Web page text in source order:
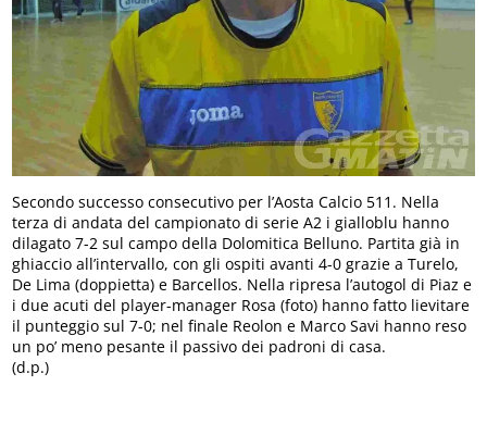
Secondo successo consecutivo per l’Aosta Calcio 511. Nella
terza di andata del campionato di serie A2 i gialloblu hanno
dilagato 7-2 sul campo della Dolomitica Belluno. Partita già in
ghiaccio all’intervallo, con gli ospiti avanti 4-0 grazie a Turelo,
De Lima (doppietta) e Barcellos. Nella ripresa l’autogol di Piaz e
i due acuti del player-manager Rosa (foto) hanno fatto lievitare
il punteggio sul 7-0; nel finale Reolon e Marco Savi hanno reso
un po’ meno pesante il passivo dei padroni di casa.
(d.p.)